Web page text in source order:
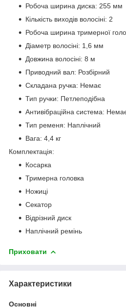
Робоча ширина диска: 255 мм
Кількість виходів волосіні: 2
Робоча ширина тримерної
Діаметр волосіні: 1,6 мм
Довжина волосіні: 8 м
Приводний вал: Розбірний
Складана ручка: Немає
Тип ручки: Петлеподібна
Антивібраційна система:
Тип ременя: Наплічний
Вага: 4,4 кг
Комплектація:
Косарка
Тримерна головка
Ножиці
Секатор
Відрізний диск
Наплічний ремінь
Приховати
Характеристики
Основні